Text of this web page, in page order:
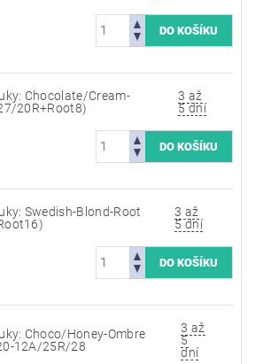
Chocolate/Cream-
20R+Root8)
3 až
5 dní
Swedish-Blond-Root
3 až
5 dní
Choco/Honey-Ombre
12A/25R/28
3 až
5
dní